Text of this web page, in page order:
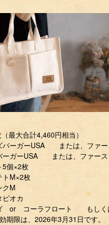
最大合計4,460円相当）
バーガーUSA または、ファ
ーガーUSA または、ファース
5個×2枚
トM×2枚
クM
オカ
ダ or コーラフロート もしく
期限は、2026年3月31日です。